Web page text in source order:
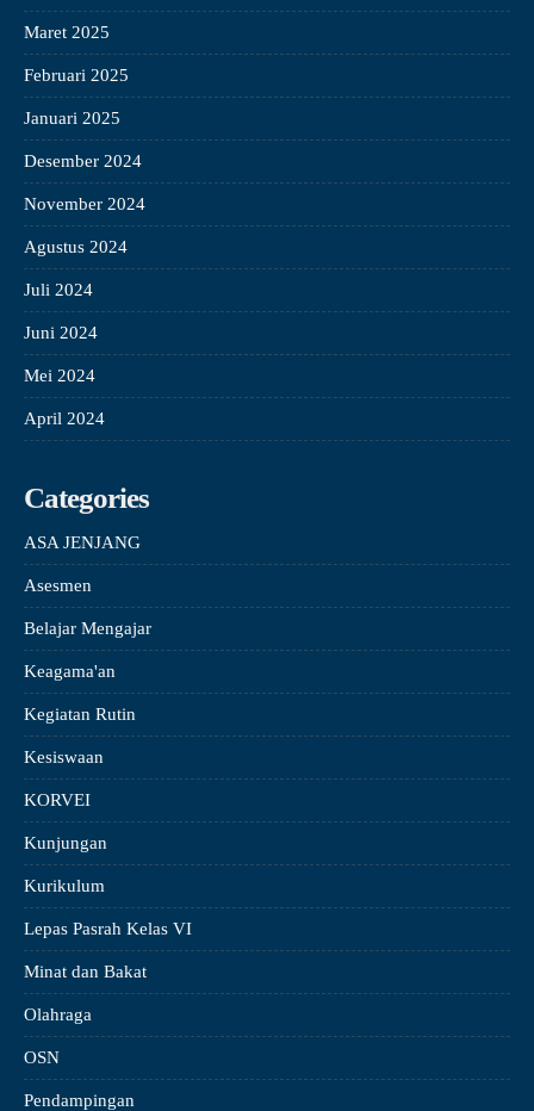
Maret 2025
Februari 2025
Januari 2025
Desember 2024
November 2024
Agustus 2024
Juli 2024
Juni 2024
Mei 2024
April 2024
Categories
ASA JENJANG
Asesmen
Belajar Mengajar
Keagama'an
Kegiatan Rutin
Kesiswaan
KORVEI
Kunjungan
Kurikulum
Lepas Pasrah Kelas VI
Minat dan Bakat
Olahraga
OSN
Pendampingan